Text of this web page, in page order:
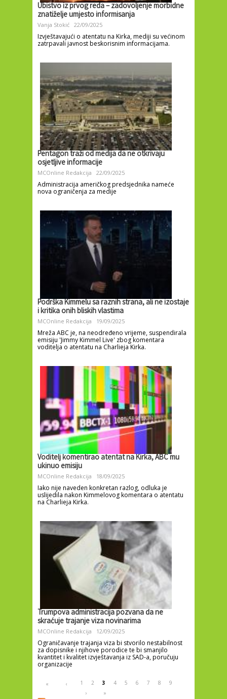
Ubistvo iz prvog reda – zadovoljenje morbidne
znatiželje umjesto informisanja
Vanja Stokić 22/09/2025
Izvještavajući o atentatu na Kirka, mediji su većinom
zatrpavali javnost beskorisnim informacijama.
Pentagon traži od medija da ne otkrivaju
osjetljive informacije
MCOnline Redakcija 22/09/2025
Administracija američkog predsjednika nameće
nova ograničenja za medije
Podrška Kimmelu sa raznih strana, ali ne izostaje
i kritika onih bliskih vlastima
MCOnline Redakcija 19/09/2025
Mreža ABC je, na neodređeno vrijeme, suspendirala
emisiju 'Jimmy Kimmel Live' zbog komentara
voditelja o atentatu na Charlieja Kirka.
Voditelj komentirao atentat na Kirka, ABC mu
ukinuo emisiju
MCOnline Redakcija 18/09/2025
Iako nije naveden konkretan razlog, odluka je
uslijedila nakon Kimmelovog komentara o atentatu
na Charlieja Kirka.
Trumpova administracija pozvana da ne
skraćuje trajanje viza novinarima
MCOnline Redakcija 12/09/2025
Ograničavanje trajanja viza bi stvorilo nestabilnost
za dopisnike i njihove porodice te bi smanjilo
kvantitet i kvalitet izvještavanja iz SAD-a, poručuju
organizacije
Pages
« ‹ 1 2 3 4 5 6 7 8
9
›
»